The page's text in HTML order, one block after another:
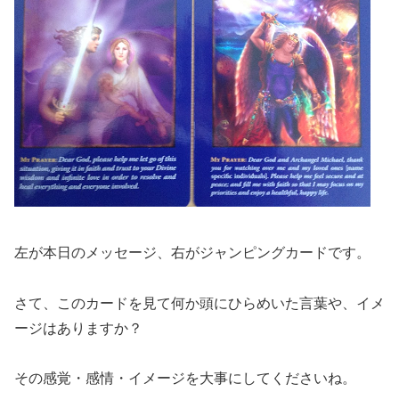
左が本日のメッセージ、右がジャンピングカードです。
さて、このカードを見て何か頭にひらめいた言葉や、イメ
ージはありますか？
その感覚・感情・イメージを大事にしてくださいね。